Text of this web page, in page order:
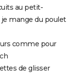
au petit-
je mange du poulet
comme pour
de glisser